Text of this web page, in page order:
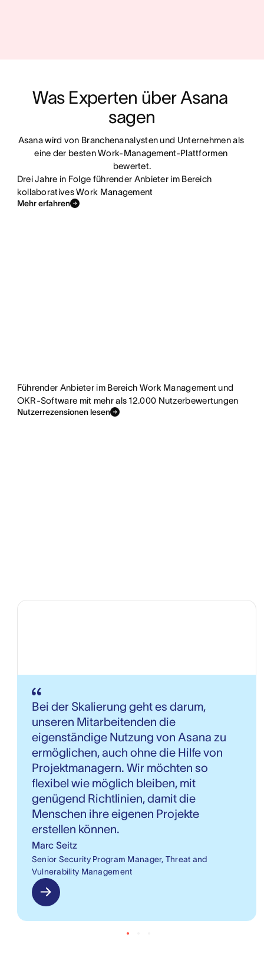
Was Experten über Asana
sagen
Asana wird von Branchenanalysten und Unternehmen als
eine der besten Work-Management-Plattformen
bewertet.
Drei Jahre in Folge führender Anbieter im Bereich
kollaboratives Work Management
Mehr erfahren
Führender Anbieter im Bereich Work Management und
OKR-Software mit mehr als 12.000 Nutzerbewertungen
Nutzerrezensionen lesen
Bei der Skalierung geht es darum,
unseren Mitarbeitenden die
eigenständige Nutzung von Asana zu
ermöglichen, auch ohne die Hilfe von
Projektmanagern. Wir möchten so
flexibel wie möglich bleiben, mit
genügend Richtlinien, damit die
Menschen ihre eigenen Projekte
erstellen können.
Marc Seitz
Senior Security Program Manager, Threat and
Vulnerability Management